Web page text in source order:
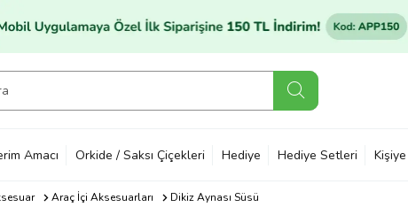
Amacı Orkide / Saksı Çiçekleri Hediye Hediye Setleri
Araç İçi Aksesuarları Dikiz Aynası Süsü